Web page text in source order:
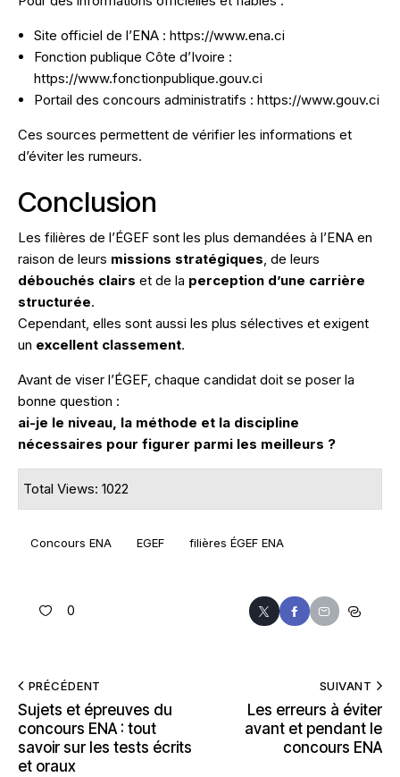
Site officiel de l’ENA : https://www.ena.ci
Fonction publique Côte d’Ivoire :
https://www.fonctionpublique.gouv.ci
Portail des concours administratifs : https://www.gouv.ci
Ces sources permettent de vérifier les informations et
d’éviter les rumeurs.
Conclusion
Les filières de l’ÉGEF sont les plus demandées à l’ENA en
raison de leurs missions stratégiques, de leurs
débouchés clairs et de la perception d’une carrière
structurée.
Cependant, elles sont aussi les plus sélectives et exigent
un excellent classement.
Avant de viser l’ÉGEF, chaque candidat doit se poser la
bonne question :
ai-je le niveau, la méthode et la discipline
nécessaires pour figurer parmi les meilleurs ?
Total Views: 1022
Concours ENA EGEF filières ÉGEF ENA
0
PRÉCÉDENT
Sujets et épreuves du
concours ENA : tout
savoir sur les tests écrits
et oraux
SUIVANT
Les erreurs à éviter
avant et pendant le
concours ENA